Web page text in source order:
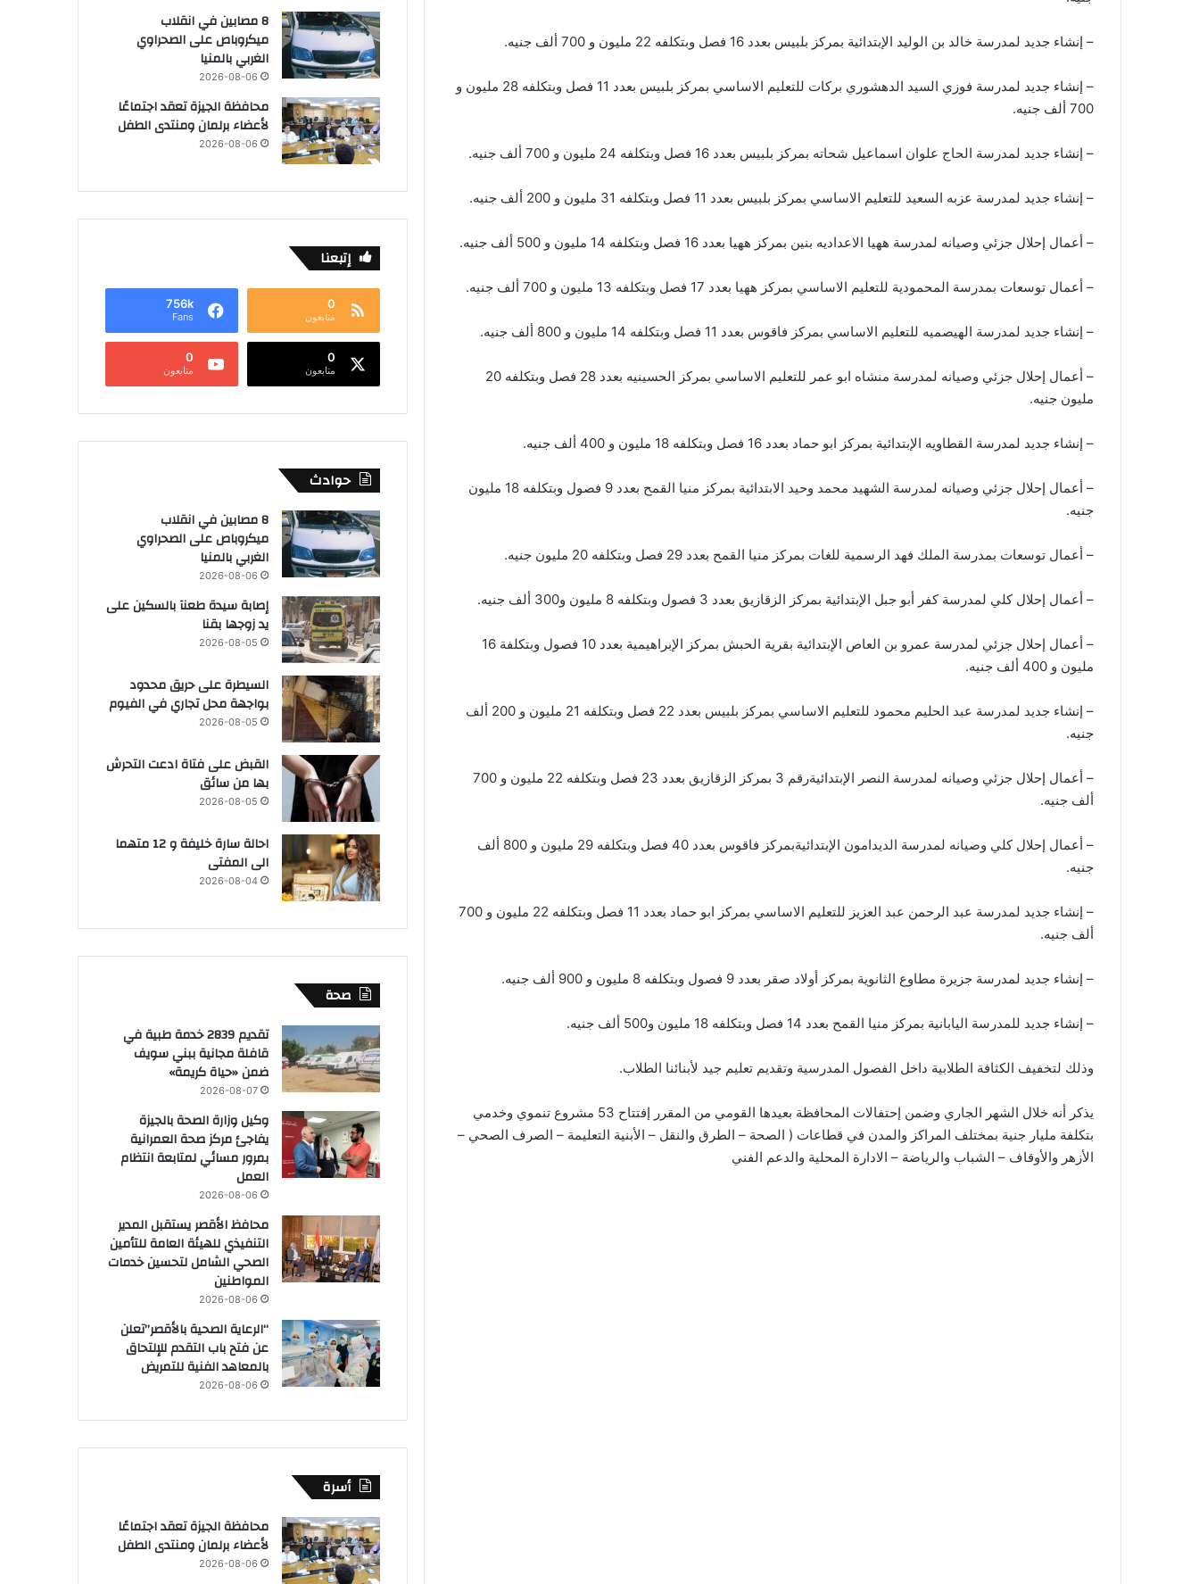
– إنشاء جديد لمدرسة خالد بن الوليد الإبتدائية بمركز بلبيس بعدد 16 فصل وبتكلفه 22 مليون و 700 ألف جنيه.
– إنشاء جديد لمدرسة فوزي السيد الدهشوري بركات للتعليم الاساسي بمركز بلبيس بعدد 11 فصل وبتكلفه 28 مليون و
700 ألف جنيه.
– إنشاء جديد لمدرسة الحاج علوان اسماعيل شحاته بمركز بلبيس بعدد 16 فصل وبتكلفه 24 مليون و 700 ألف جنيه.
– إنشاء جديد لمدرسة عزبه السعيد للتعليم الاساسي بمركز بلبيس بعدد 11 فصل وبتكلفه 31 مليون و 200 ألف جنيه.
– أعمال إحلال جزئي وصيانه لمدرسة ههيا الاعداديه بنين بمركز ههيا بعدد 16 فصل وبتكلفه 14 مليون و 500 ألف جنيه.
– أعمال توسعات بمدرسة المحمودية للتعليم الاساسي بمركز ههيا بعدد 17 فصل وبتكلفه 13 مليون و 700 ألف جنيه.
– إنشاء جديد لمدرسة الهيصميه للتعليم الاساسي بمركز فاقوس بعدد 11 فصل وبتكلفه 14 مليون و 800 ألف جنيه.
– أعمال إحلال جزئي وصيانه لمدرسة منشاه ابو عمر للتعليم الاساسي بمركز الحسينيه بعدد 28 فصل وبتكلفه 20
مليون جنيه.
– إنشاء جديد لمدرسة القطاويه الإبتدائية بمركز ابو حماد بعدد 16 فصل وبتكلفه 18 مليون و 400 ألف جنيه.
– أعمال إحلال جزئي وصيانه لمدرسة الشهيد محمد وحيد الابتدائية بمركز منيا القمح بعدد 9 فصول وبتكلفه 18 مليون
جنيه.
– أعمال توسعات بمدرسة الملك فهد الرسمية للغات بمركز منيا القمح بعدد 29 فصل وبتكلفه 20 مليون جنيه.
– أعمال إحلال كلي لمدرسة كفر أبو جبل الإبتدائية بمركز الزقازيق بعدد 3 فصول وبتكلفه 8 مليون و300 ألف جنيه.
– أعمال إحلال جزئي لمدرسة عمرو بن العاص الإبتدائية بقرية الحبش بمركز الإبراهيمية بعدد 10 فصول وبتكلفة 16
مليون و 400 ألف جنيه.
– إنشاء جديد لمدرسة عبد الحليم محمود للتعليم الاساسي بمركز بلبيس بعدد 22 فصل وبتكلفه 21 مليون و 200 ألف
جنيه.
– أعمال إحلال جزئي وصيانه لمدرسة النصر الإبتدائيةرقم 3 بمركز الزقازيق بعدد 23 فصل وبتكلفه 22 مليون و 700
ألف جنيه.
– أعمال إحلال كلي وصيانه لمدرسة الديدامون الإبتدائيةبمركز فاقوس بعدد 40 فصل وبتكلفه 29 مليون و 800 ألف
جنيه.
– إنشاء جديد لمدرسة عبد الرحمن عبد العزيز للتعليم الاساسي بمركز ابو حماد بعدد 11 فصل وبتكلفه 22 مليون و 700
ألف جنيه.
– إنشاء جديد لمدرسة جزيرة مطاوع الثانوية بمركز أولاد صقر بعدد 9 فصول وبتكلفه 8 مليون و 900 ألف جنيه.
– إنشاء جديد للمدرسة اليابانية بمركز منيا القمح بعدد 14 فصل وبتكلفه 18 مليون و500 ألف جنيه.
وذلك لتخفيف الكثافة الطلابية داخل الفصول المدرسية وتقديم تعليم جيد لأبنائنا الطلاب.
يذكر أنه خلال الشهر الجاري وضمن إحتفالات المحافظة بعيدها القومي من المقرر إفتتاح 53 مشروع تنموي وخدمي
بتكلفة مليار جنية بمختلف المراكز والمدن في قطاعات ( الصحة – الطرق والنقل – الأبنية التعليمة – الصرف الصحي –
الأزهر والأوقاف – الشباب والرياضة – الادارة المحلية والدعم الفني
8 مصابين في انقلاب
ميكروباص على الصحراوي
الغربي بالمنيا
2026-08-06
محافظة الجيزة تعقد اجتماعًا
لأعضاء برلمان ومنتدى الطفل
2026-08-06
إتبعنا
0
متابعون
756k
Fans
0
متابعون
0
متابعون
حوادث
8 مصابين في انقلاب
ميكروباص على الصحراوي
الغربي بالمنيا
2026-08-06
إصابة سيدة طعنآ بالسكين على
يد زوجها بقنا
2026-08-05
السيطرة على حريق محدود
بواجهة محل تجاري في الفيوم
2026-08-05
القبض على فتاة ادعت التحرش
بها من سائق
2026-08-05
احالة سارة خليفة و 12 متهما
الى المفتى
2026-08-04
صحة
تقديم 2839 خدمة طبية في
قافلة مجانية ببني سويف
ضمن «حياة كريمة»
2026-08-07
وكيل وزارة الصحة بالجيزة
يفاجئ مركز صحة العمرانية
بمرور مسائي لمتابعة انتظام
العمل
2026-08-06
محافظ الأقصر يستقبل المدير
التنفيذي للهيئة العامة للتأمين
الصحي الشامل لتحسين خدمات
المواطنين
2026-08-06
“الرعاية الصحية بالأقصر”تعلن
عن فتح باب التقدم للإلتحاق
بالمعاهد الفنية للتمريض
2026-08-06
أسرة
محافظة الجيزة تعقد اجتماعًا
لأعضاء برلمان ومنتدى الطفل
2026-08-06